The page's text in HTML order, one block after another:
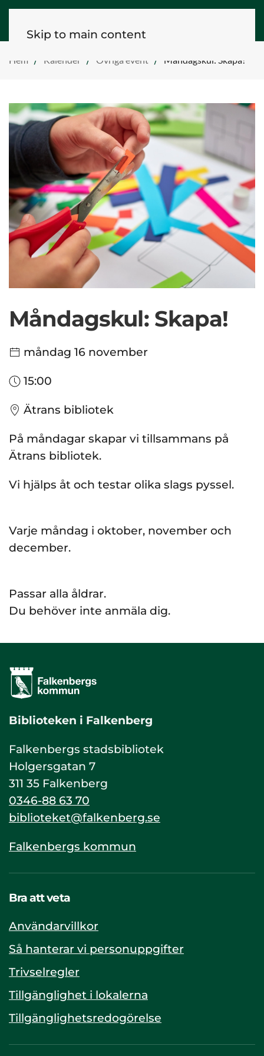
Skip to main content
Hem Kalender Övriga event Måndagskul: Skapa!
Måndagskul: Skapa!
måndag 16 november
15:00
Ätrans bibliotek
På måndagar skapar vi tillsammans på
Ätrans bibliotek.
Vi hjälps åt och testar olika slags pyssel.
Varje måndag i oktober, november och
december.
Passar alla åldrar.
Du behöver inte anmäla dig.
Biblioteken i Falkenberg
Falkenbergs stadsbibliotek
Holgersgatan 7
311 35 Falkenberg
0346-88 63 70
biblioteket@falkenberg.se
Falkenbergs kommun
Bra att veta
Användarvillkor
Så hanterar vi personuppgifter
Trivselregler
Tillgänglighet i lokalerna
Tillgänglighetsredogörelse